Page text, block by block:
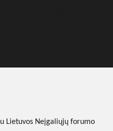
Lietuvos Neįgaliųjų forumo